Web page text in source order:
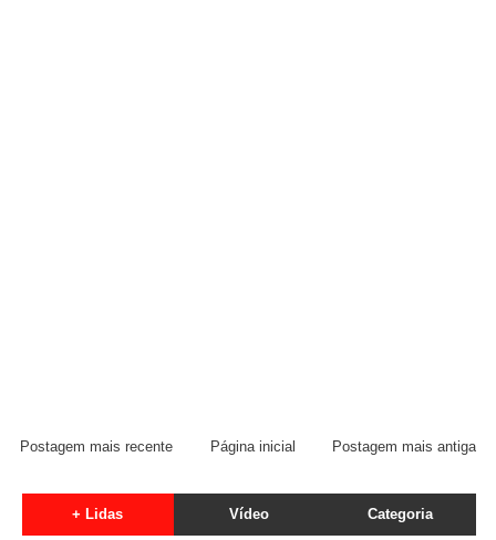
Postagem mais recente Postagem mais antiga
Página inicial
+ Lidas Vídeo Categoria